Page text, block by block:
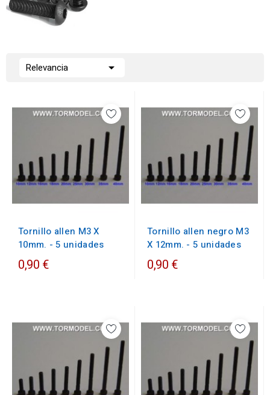
Relevancia 
Tornillo allen M3 X
10mm. - 5 unidades
0,90 €
Tornillo allen negro M3
X 12mm. - 5 unidades
0,90 €